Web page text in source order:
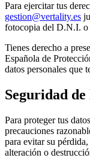
Para ejercitar tus
gestion@vertality.es
fotocopia del D.N.I. o
Tienes derecho a
Española de
datos personales que
Seguridad de
Para proteger tus
precauciones
para evitar su
alteración o